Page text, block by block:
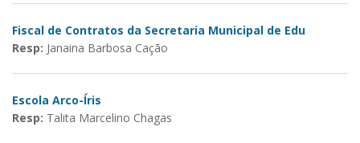
Fiscal de Contratos da Secretaria Municipal de Edu
Resp: Janaina Barbosa Cação
Escola Arco-Íris
Resp: Talita Marcelino Chagas